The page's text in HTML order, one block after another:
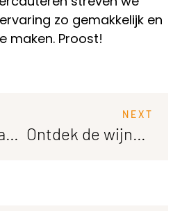
zo gemakkelijk en
maken. Proost!
Welkom bij Drankencentrale Vercauteren – Ontdek onze uitgebreide selectie wijnen en bestel gemakkelijk online
NEXT
Ontdek de wijnen van Drankencentrale Vercauteren